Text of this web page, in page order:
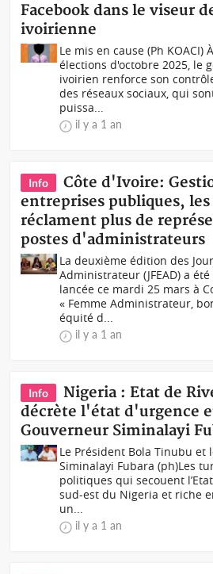
Facebook dans le viseur
ivoirienne
Le mis en cause (Ph KOACI)
élections d'octobre 2025, le
ivoirien renforce son
des réseaux sociaux, qui
puissa...
il y a 1 an
Info
Côte d'Ivoire:
entreprises publiques,
réclament plus de
postes d'administrateurs
La deuxième édition des
Administrateur (JFEAD) a
lancée ce mardi 25 mars à
« Femme Administrateur,
équité d...
il y a 1 an
Info
Nigeria : Etat de
décrète l'état d'urgence
Gouverneur Siminalayi
Le Président Bola Tinubu et
Siminalayi Fubara (ph)Les
politiques qui secouent
sud-est du Nigeria et riche
un...
il y a 1 an